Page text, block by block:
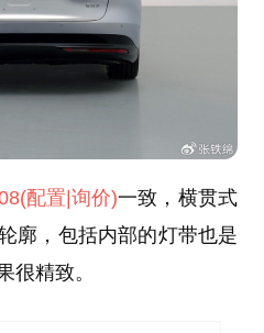
(配置|询价)一致，横贯式
廓，包括内部的灯带也是
很精致。